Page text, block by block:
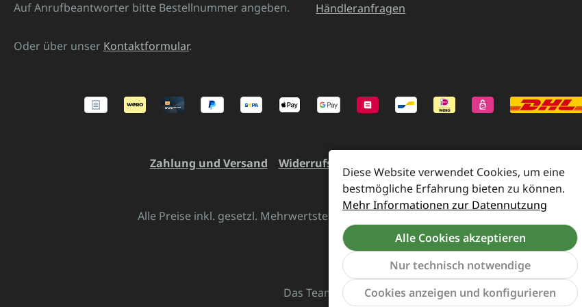
Auf Anrufbeantworter bitte Bestellnummer angeben.
Oder über unser Kontaktformular.
Händleranfragen
Zahlung und Versand Widerrufsrecht und Rücksendung
Alle Preise inkl. gesetzl. Mehrwertsteuer zzgl. und ggf.
Vertrag widerrufen
Das Team von Supreme Chaos Records rockt diesen
Diese Website verwendet Cookies, um eine
bestmögliche Erfahrung bieten zu können.
Mehr Informationen zur Datennutzung
Alle Cookies akzeptieren
Nur technisch notwendige
Cookies anzeigen und konfigurieren